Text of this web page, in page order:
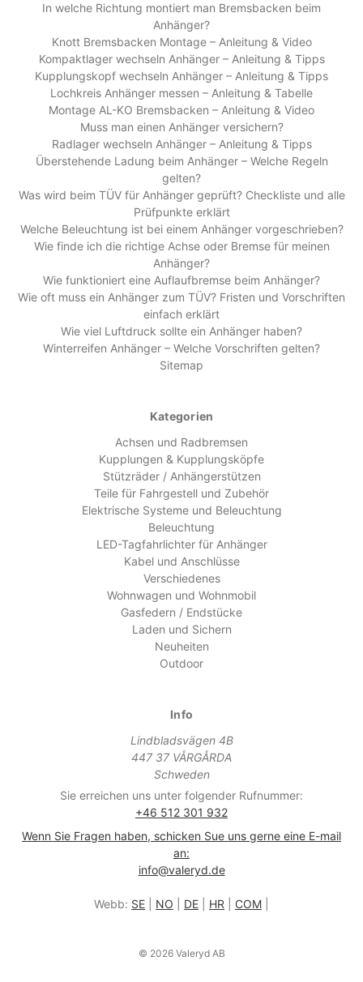
In welche Richtung montiert man Bremsbacken beim
Anhänger?
Knott Bremsbacken Montage – Anleitung & Video
Kompaktlager wechseln Anhänger – Anleitung & Tipps
Kupplungskopf wechseln Anhänger – Anleitung & Tipps
Lochkreis Anhänger messen – Anleitung & Tabelle
Montage AL-KO Bremsbacken – Anleitung & Video
Muss man einen Anhänger versichern?
Radlager wechseln Anhänger – Anleitung & Tipps
Überstehende Ladung beim Anhänger – Welche Regeln
gelten?
Was wird beim TÜV für Anhänger geprüft? Checkliste und alle
Prüfpunkte erklärt
Welche Beleuchtung ist bei einem Anhänger vorgeschrieben?
Wie finde ich die richtige Achse oder Bremse für meinen
Anhänger?
Wie funktioniert eine Auflaufbremse beim Anhänger?
Wie oft muss ein Anhänger zum TÜV? Fristen und Vorschriften
einfach erklärt
Wie viel Luftdruck sollte ein Anhänger haben?
Winterreifen Anhänger – Welche Vorschriften gelten?
Sitemap
Kategorien
Achsen und Radbremsen
Kupplungen & Kupplungsköpfe
Stützräder / Anhängerstützen
Teile für Fahrgestell und Zubehör
Elektrische Systeme und Beleuchtung
Beleuchtung
LED-Tagfahrlichter für Anhänger
Kabel und Anschlüsse
Verschiedenes
Wohnwagen und Wohnmobil
Gasfedern / Endstücke
Laden und Sichern
Neuheiten
Outdoor
Info
Lindbladsvägen 4B
447 37 VÅRGÅRDA
Schweden
Sie erreichen uns unter folgender Rufnummer:
+46 512 301 932
Wenn Sie Fragen haben, schicken Sue uns gerne eine E-mail
an:
info@valeryd.de
Webb: SE NO DE HR COM
© 2026 Valeryd AB